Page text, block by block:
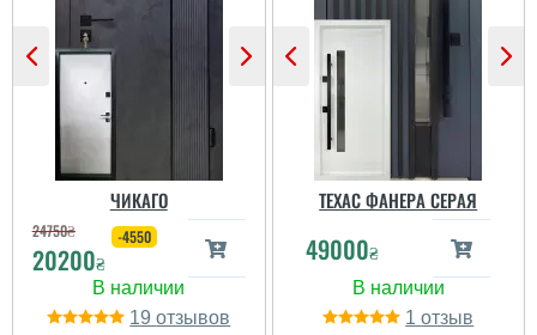
ЧИКАГО
24750₴
20200₴
-4550
19
ТЕХАС ФАНЕРА СЕРАЯ
49000₴
1